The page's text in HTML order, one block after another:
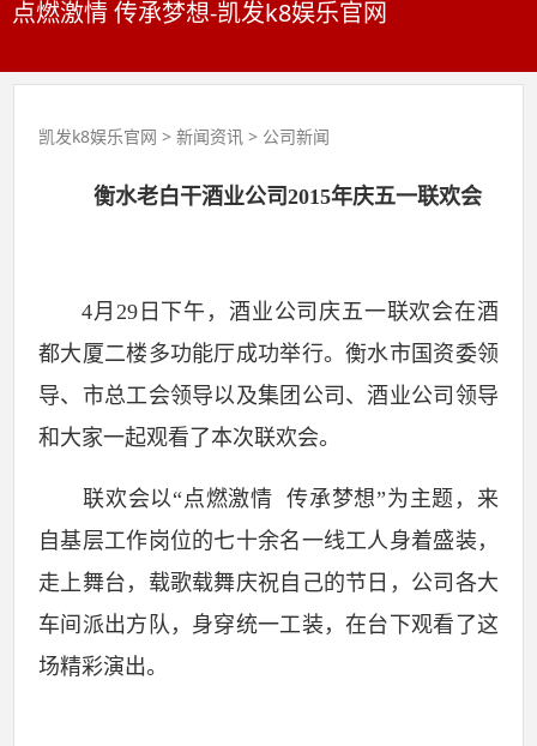
点燃激情 传承梦想-凯发k8娱乐官网
凯发k8娱乐官网 >新闻资讯 > 公司新闻
衡水老白干酒业公司2015年庆五一联欢会
4月29日
下午，酒业公司庆五一联欢会在酒
都大厦二楼多功能厅成功举行。衡水市国资委领
导、市总工会领导以及集团公司、酒业公司领导
和大家一起观看了本次联欢会。
联欢会以“点燃激情 传承梦想”为主题，来
自基层工作岗位的七十余名一线工人身着盛装，
走上舞台，载歌载舞庆祝自己的节日，公司各大
车间派出方队，身穿统一工装，在台下观看了这
场精彩演出。